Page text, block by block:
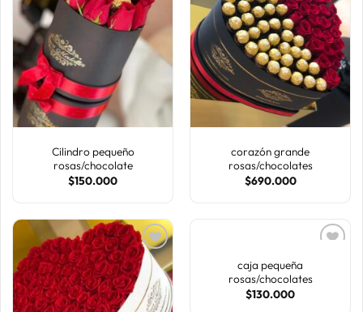
AÑADIR
A LA
LISTA
DE
DESEOS
Cilindro pequeño
rosas/chocolate
$150.000
AÑADIR
A LA
LISTA
DE
DESEOS
corazón grande
rosas/chocolates
$690.000
AÑADIR
A LA
AÑADIR
caja pequeña
rosas/chocolates
$130.000